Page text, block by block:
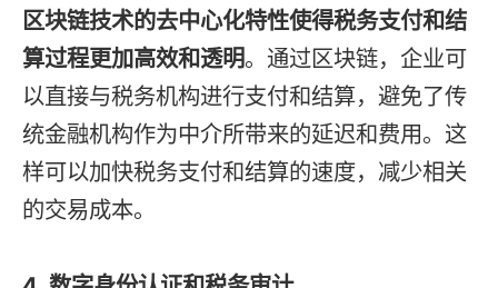
区块链技术的去中心化特性使得税务支付和结
算过程更加高效和透明。通过区块链，企业可
以直接与税务机构进行支付和结算，避免了传
统金融机构作为中介所带来的延迟和费用。这
样可以加快税务支付和结算的速度，减少相关
的交易成本。